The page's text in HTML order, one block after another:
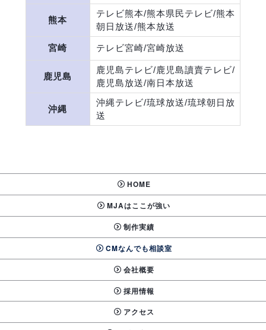
熊本
テレビ熊本/熊本県民テレビ/熊本
朝日放送/熊本放送
宮崎 テレビ宮崎/宮崎放送
鹿児島
鹿児島テレビ/鹿児島讀賣テレビ/
鹿児島放送/南日本放送
沖縄
沖縄テレビ/琉球放送/琉球朝日放
送
HOME
MJAはここが強い
制作実績
CMなんでも相談室
会社概要
採用情報
アクセス